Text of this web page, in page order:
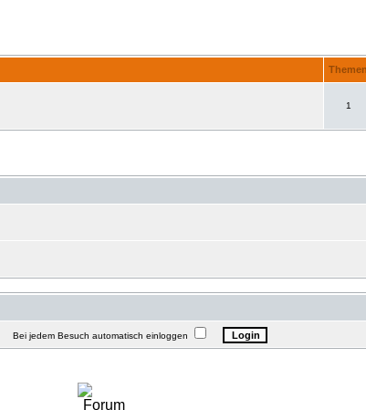
Themen
1
Bei jedem Besuch automatisch einloggen